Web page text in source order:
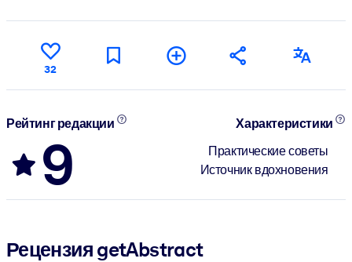
32
Рейтинг редакции
9
Характеристики
Практические советы
Источник вдохновения
Рецензия getAbstract